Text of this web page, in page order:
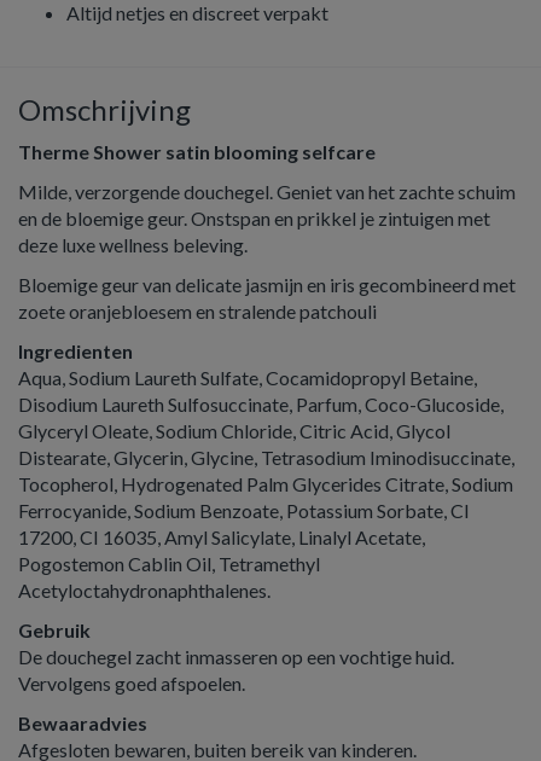
Altijd netjes en discreet verpakt
Omschrijving
Therme Shower satin blooming selfcare
Milde, verzorgende douchegel. Geniet van het zachte schuim
en de bloemige geur. Onstspan en prikkel je zintuigen met
deze luxe wellness beleving.
Bloemige geur van delicate jasmijn en iris gecombineerd met
zoete oranjebloesem en stralende patchouli
Ingredienten
Aqua, Sodium Laureth Sulfate, Cocamidopropyl Betaine,
Disodium Laureth Sulfosuccinate, Parfum, Coco-Glucoside,
Glyceryl Oleate, Sodium Chloride, Citric Acid, Glycol
Distearate, Glycerin, Glycine, Tetrasodium Iminodisuccinate,
Tocopherol, Hydrogenated Palm Glycerides Citrate, Sodium
Ferrocyanide, Sodium Benzoate, Potassium Sorbate, CI
17200, CI 16035, Amyl Salicylate, Linalyl Acetate,
Pogostemon Cablin Oil, Tetramethyl
Acetyloctahydronaphthalenes.
Gebruik
De douchegel zacht inmasseren op een vochtige huid.
Vervolgens goed afspoelen.
Bewaaradvies
Afgesloten bewaren, buiten bereik van kinderen.